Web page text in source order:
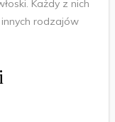
Każdy z nich
rodzajów